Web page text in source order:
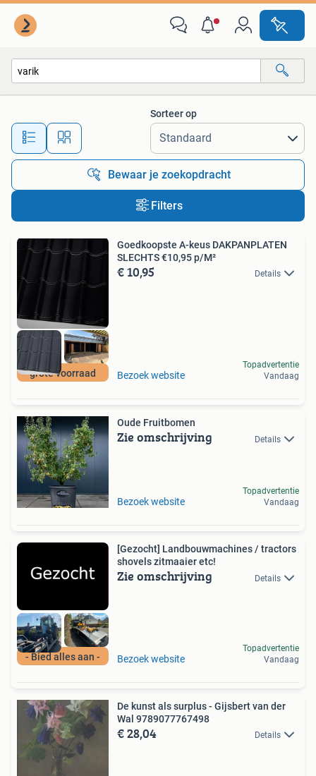
Alle afstanden…
Sorteer op
Bewaar je zoekopdracht
Filters
grote voorraad
Goedkoopste A-keus DAKPANPLATEN
SLECHTS €10,95 p/M²
€ 10,95 Details
Bezoek website
Topadvertentie
Vandaag
Oude Fruitbomen
Zie omschrijving Details
Bezoek website
Topadvertentie
Vandaag
- Bied alles aan -
[Gezocht] Landbouwmachines / tractors
shovels zitmaaier etc!
Zie omschrijving Details
Bezoek website
Topadvertentie
Vandaag
De kunst als surplus - Gijsbert van der
Wal 9789077767498
€ 28,04 Details